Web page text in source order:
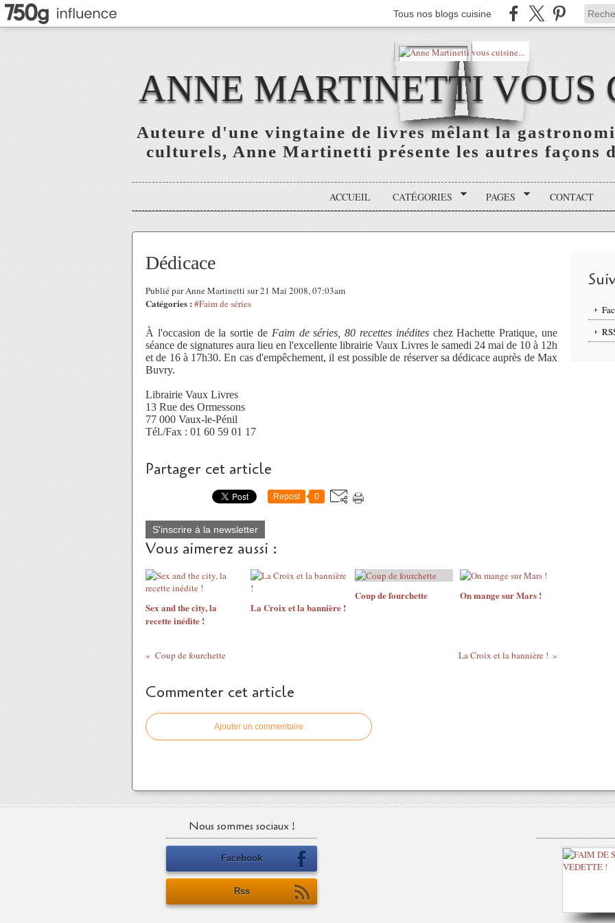
Tous nos blogs cuisine
ANNE MARTINETTI VOUS
Auteure d'une vingtaine de livres mêlant la
culturels, Anne Martinetti présente les autres façons
ACCUEIL CATÉGORIES PAGES CONTACT
Dédicace
Publié par Anne Martinetti sur 21 Mai 2008, 07:03am
Catégories : #Faim de séries
À l'occasion de la sortie de Faim de séries, 80 recettes inéditeschez Hachette Pratique, une
séance de signatures aura lieu en l'excellente librairie Vaux Livres le samedi 24 mai de 10 à 12h
et de 16 à 17h30. En cas d'empêchement, il est possible de réserver sa dédicace auprès de Max
Buvry.
Librairie Vaux Livres
13 Rue des Ormessons
77 000 Vaux-le-Pénil
Tél./Fax : 01 60 59 01 17
Partager cet article
Repost 0
S'inscrire à la newsletter
Vous aimerez aussi :
Sex and the city, la
recette inédite !
La Croix et la bannière !
Coup de fourchette On mange sur Mars !
Coup de fourchette La Croix et la bannière !
Commenter cet article
Ajouter un commentaire
Nous sommes sociaux !
Facebook
Rss